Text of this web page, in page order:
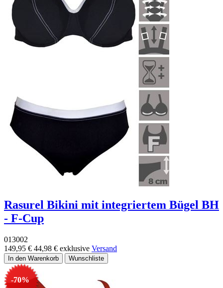
Rasurel Bikini mit integriertem Bügel BH
- F-Cup
013002
149,95 € 44,98 € exklusive Versand
-70%